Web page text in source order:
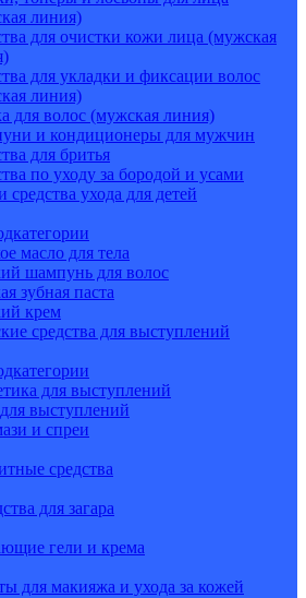
линия)
для очистки кожи лица (мужская
для укладки и фиксации волос
линия)
для волос (мужская линия)
и кондиционеры для мужчин
для бритья
по уходу за бородой и усами
средства ухода для детей
масло для тела
шампунь для волос
зубная паста
крем
средства для выступлений
для выступлений
выступлений
и спреи
средства
для загара
гели и крема
для макияжа и ухода за кожей